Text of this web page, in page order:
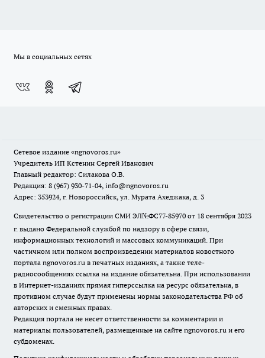
Мы в социальных сетях
Сетевое издание «ngnovoros.ru»
Учредитель ИП Кстенин Сергей Иванович
Главный редактор: Силакова О.В.
Редакция: 8 (967) 930-71-04, info@ngnovoros.ru
Адрес: 353924, г. Новороссийск, ул. Мурата Ахеджака, д. 3
Свидетельство о регистрации СМИ ЭЛ№ФС77-85970 от 18 сентября 2023
г. выдано Федеральной службой по надзору в сфере связи,
информационных технологий и массовых коммуникаций. При
частичном или полном воспроизведении материалов новостного
портала ngnovoros.ru в печатных изданиях, а также теле-
радиосообщениях ссылка на издание обязательна. При использовании
в Интернет-изданиях прямая гиперссылка на ресурс обязательна, в
противном случае будут применены нормы законодательства РФ об
авторских и смежных правах.
Редакция портала не несет ответственности за комментарии и
материалы пользователей, размещенные на сайте ngnovoros.ru и его
субдоменах.